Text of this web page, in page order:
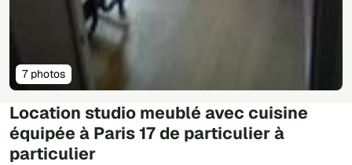
Location studio meublé avec cuisine
équipée à Paris 17 de particulier à
particulier
7 photos